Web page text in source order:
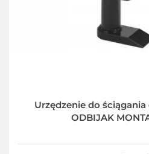
Urzędzenie do
ODBIJAK